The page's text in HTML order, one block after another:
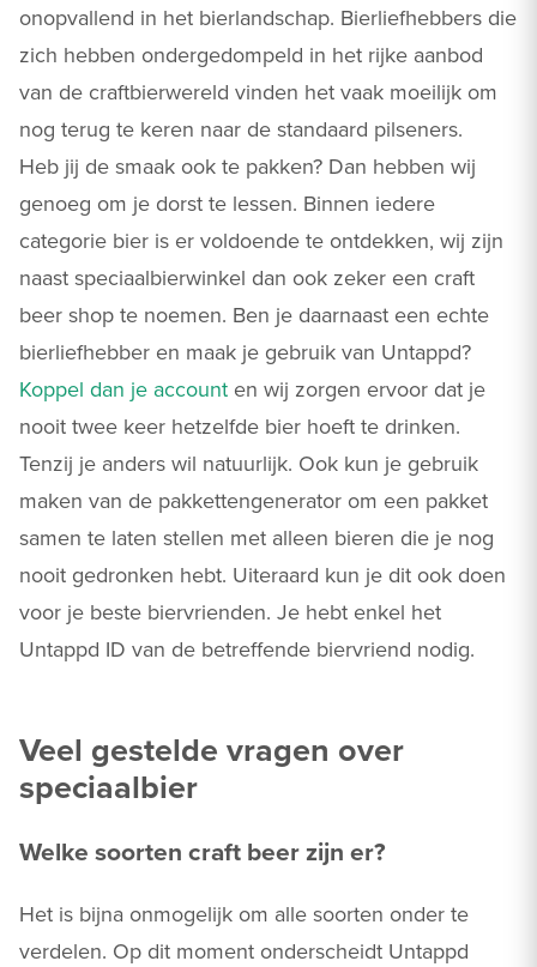
onopvallend in het bierlandschap. Bierliefhebbers die
zich hebben ondergedompeld in het rijke aanbod
van de craftbierwereld vinden het vaak moeilijk om
nog terug te keren naar de standaard pilseners.
Heb jij de smaak ook te pakken? Dan hebben wij
genoeg om je dorst te lessen. Binnen iedere
categorie bier is er voldoende te ontdekken, wij zijn
naast speciaalbierwinkel dan ook zeker een craft
beer shop te noemen. Ben je daarnaast een echte
bierliefhebber en maak je gebruik van Untappd?
Koppel dan je account en wij zorgen ervoor dat je
nooit twee keer hetzelfde bier hoeft te drinken.
Tenzij je anders wil natuurlijk. Ook kun je gebruik
maken van de pakkettengenerator om een pakket
samen te laten stellen met alleen bieren die je nog
nooit gedronken hebt. Uiteraard kun je dit ook doen
voor je beste biervrienden. Je hebt enkel het
Untappd ID van de betreffende biervriend nodig.
Veel gestelde vragen over
speciaalbier
Welke soorten craft beer zijn er?
Het is bijna onmogelijk om alle soorten onder te
verdelen. Op dit moment onderscheidt Untappd